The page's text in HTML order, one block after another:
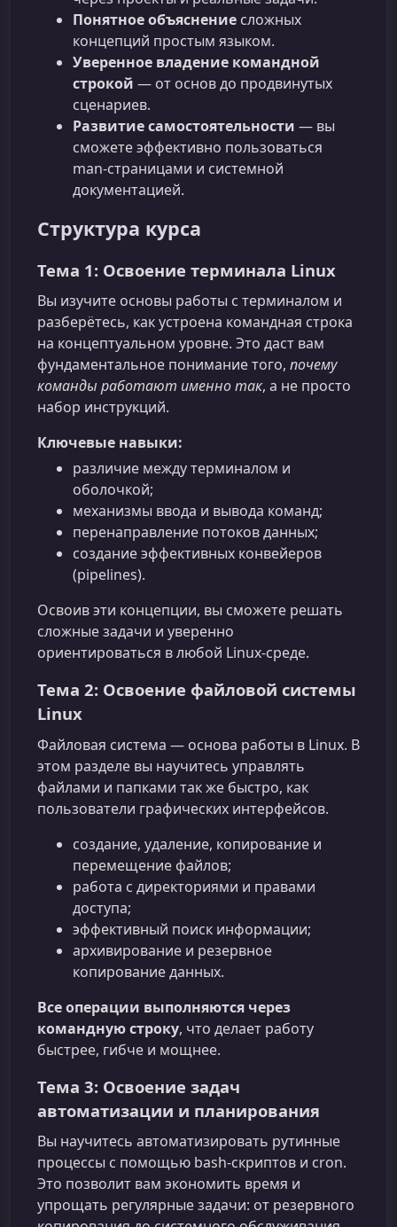
Понятное объяснение сложных
концепций простым языком.
Уверенное владение командной
строкой — от основ до продвинутых
сценариев.
Развитие самостоятельности — вы
сможете эффективно пользоваться
man‑страницами и системной
документацией.
Структура курса
Тема 1: Освоение терминала Linux
Вы изучите основы работы с терминалом и
разберётесь, как устроена командная строка
на концептуальном уровне. Это даст вам
фундаментальное понимание того, почему
команды работают именно так, а не просто
набор инструкций.
Ключевые навыки:
различие между терминалом и
оболочкой;
механизмы ввода и вывода команд;
перенаправление потоков данных;
создание эффективных конвейеров
(pipelines).
Освоив эти концепции, вы сможете решать
сложные задачи и уверенно
ориентироваться в любой Linux‑среде.
Тема 2: Освоение файловой системы
Linux
Файловая система — основа работы в Linux. В
этом разделе вы научитесь управлять
файлами и папками так же быстро, как
пользователи графических интерфейсов.
создание, удаление, копирование и
перемещение файлов;
работа с директориями и правами
доступа;
эффективный поиск информации;
архивирование и резервное
копирование данных.
Все операции выполняются через
командную строку, что делает работу
быстрее, гибче и мощнее.
Тема 3: Освоение задач
автоматизации и планирования
Вы научитесь автоматизировать рутинные
процессы с помощью bash‑скриптов и cron.
Это позволит вам экономить время и
упрощать регулярные задачи: от резервного